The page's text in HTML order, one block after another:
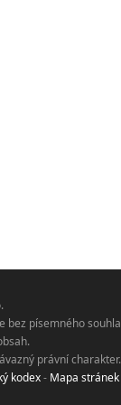
písemného
právní charakter.
kodex- Mapa stránek